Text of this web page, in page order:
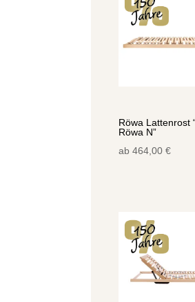
Röwa Lattenrost
Röwa N”
ab 464,00 €